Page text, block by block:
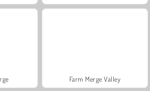
Farm Merge Valley